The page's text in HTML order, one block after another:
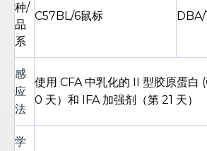
种/
品
系
C57BL/6鼠标 DBA/
感
应
法
使用 CFA 中乳化的 II 型胶原蛋白
0 天）和 IFA 加强剂（第 21 天）
学